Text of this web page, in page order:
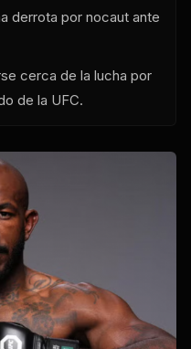
derrota por nocaut ante
cerca de la lucha por
de la UFC.